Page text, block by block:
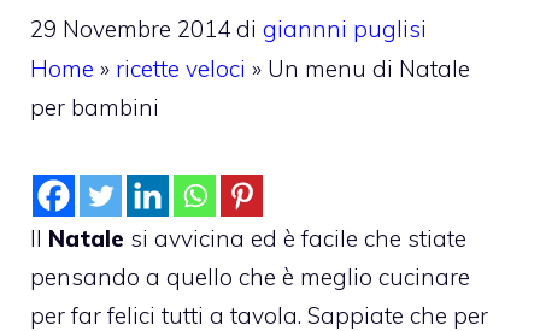
29 Novembre 2014 di giannni puglisi
Home » ricette veloci » Un menu di Natale
per bambini
Il Natale si avvicina ed è facile che stiate
pensando a quello che è meglio cucinare
per far felici tutti a tavola. Sappiate che per